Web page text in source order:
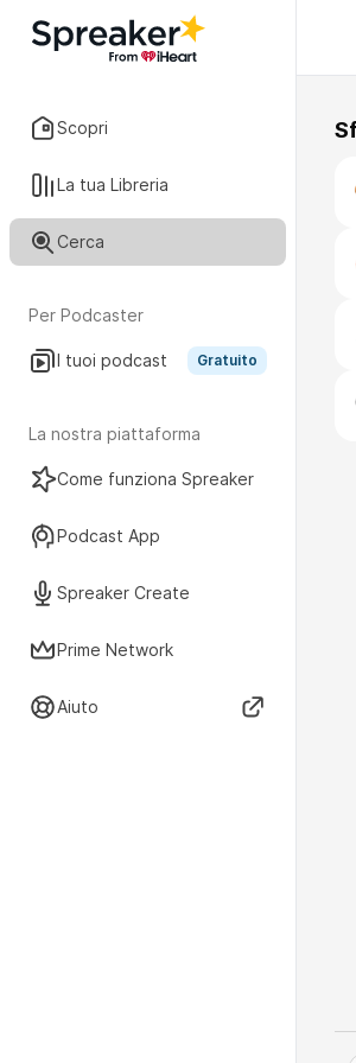
Scopri
La tua Libreria
Cerca
Per Podcaster
I tuoi podcast Gratuito
La nostra piattaforma
Come funziona Spreaker
Podcast App
Spreaker Create
Prime Network
Aiuto